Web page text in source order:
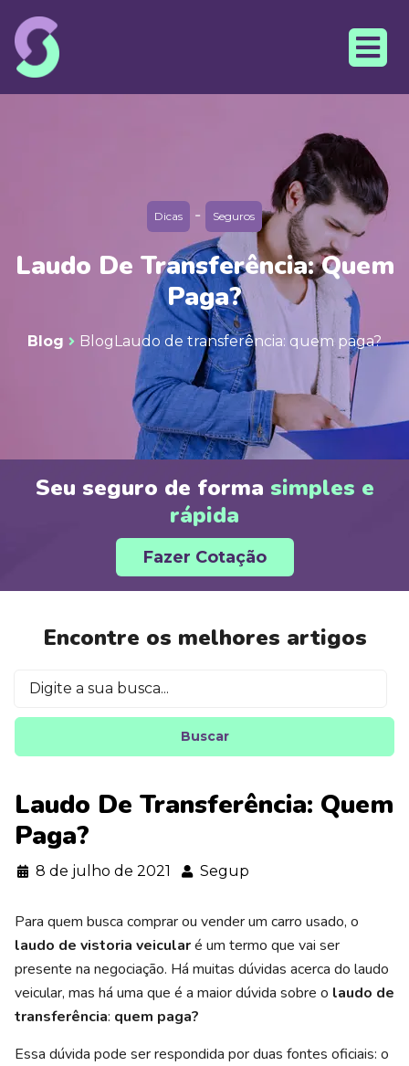
Dicas - Seguros
Laudo De Transferência: Quem
Paga?
Blog Blog Laudo de transferência: quem paga?
Seu seguro de forma simples e
rápida
Fazer Cotação
Encontre os melhores artigos
Buscar
Laudo De Transferência: Quem
Paga?
8 de julho de 2021 Segup
Para quem busca comprar ou vender um carro usado, o
laudo de vistoria veicularé um termo que vai ser
presente na negociação. Há muitas dúvidas acerca do laudo
veicular, mas há uma que é a maior dúvida sobre o laudo de
transferência: quem paga?
Essa dúvida pode ser respondida por duas fontes oficiais: o